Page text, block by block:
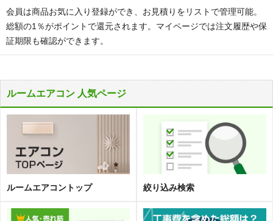
会員は商品お気に入り登録ができ、お見積りをリストで管理可能。
総額の1％がポイントで還元されます。マイページでは注文履歴や保
証期限も確認ができます。
ルームエアコン 人気ページ
ルームエアコントップ 絞り込み検索